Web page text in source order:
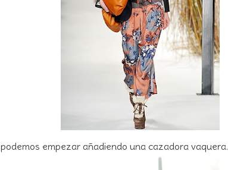
podemos empezar añadiendo una cazadora vaquera.